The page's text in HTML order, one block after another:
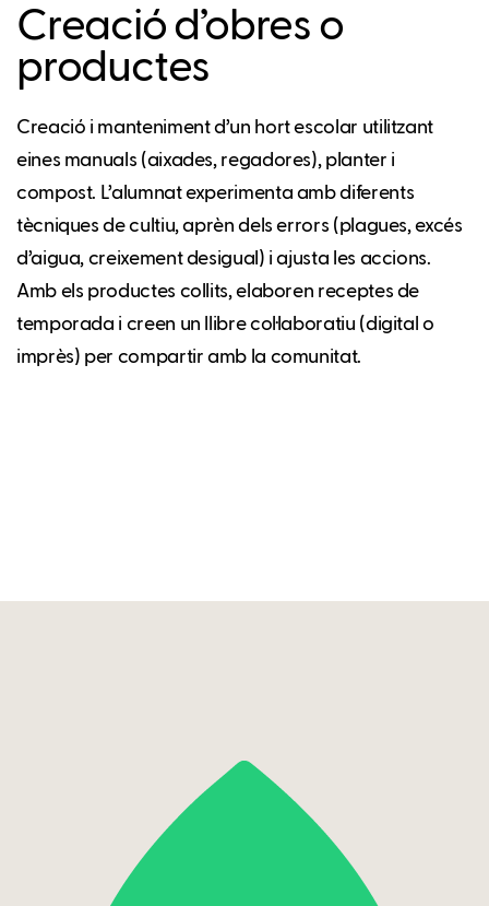
Creació d’obres o
productes
Creació i manteniment d’un hort escolar utilitzant
eines manuals (aixades, regadores), planter i
compost. L’alumnat experimenta amb diferents
tècniques de cultiu, aprèn dels errors (plagues, excés
d’aigua, creixement desigual) i ajusta les accions.
Amb els productes collits, elaboren receptes de
temporada i creen un llibre col·laboratiu (digital o
imprès) per compartir amb la comunitat.